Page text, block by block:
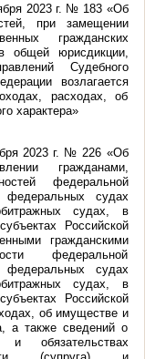
2023 г. № 183 «Об
при замещении
гражданских
общей юрисдикции,
Судебного
возлагается
расходах, об
характера»
2023 г. № 226 «Об
гражданами,
федеральной
федеральных судах
судах, в
Российской
гражданскими
федеральной
федеральных судах
судах, в
Российской
об имуществе и
а также сведений о
обязательствах